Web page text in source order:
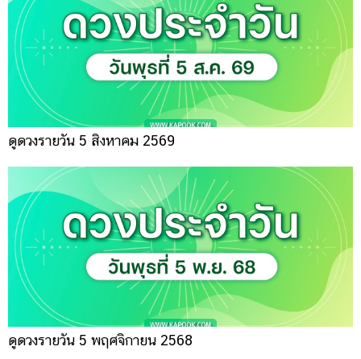
ดูดวงรายวัน 5 สิงหาคม 2569
ดูดวงรายวัน 5 พฤศจิกายน 2568